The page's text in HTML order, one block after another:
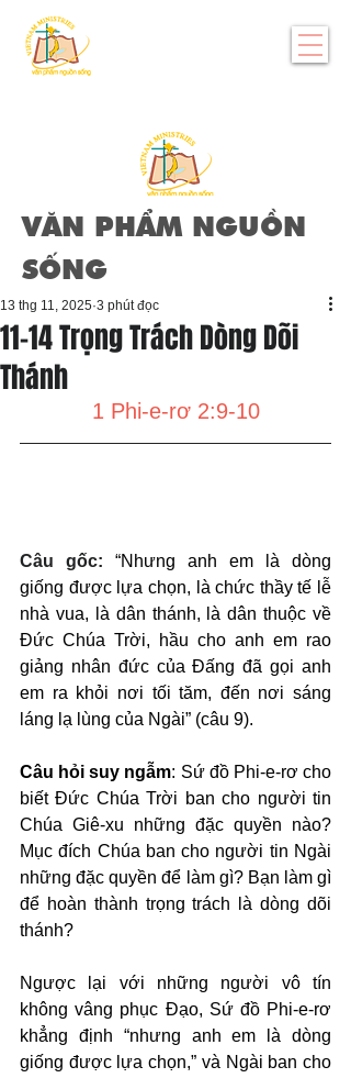
VĂN PHẨM NGUỒN
SỐNG
11-14 Trọng Trách Dòng Dõi
Thánh
13 thg 11, 2025 3 phút đọc
1 Phi-e-rơ 2:9-10
Câu gốc: “Nhưng anh em là dòng
giống được lựa chọn, là chức thầy tế lễ
nhà vua, là dân thánh, là dân thuộc về
Đức Chúa Trời, hầu cho anh em rao
giảng nhân đức của Đấng đã gọi anh
em ra khỏi nơi tối tăm, đến nơi sáng
láng lạ lùng của Ngài” (câu 9).
Câu hỏi suy ngẫm: Sứ đồ Phi-e-rơ cho
biết Đức Chúa Trời ban cho người tin
Chúa Giê-xu những đặc quyền nào?
Mục đích Chúa ban cho người tin Ngài
những đặc quyền để làm gì? Bạn làm gì
để hoàn thành trọng trách là dòng dõi
thánh?
Ngược lại với những người vô tín
không vâng phục Đạo, Sứ đồ Phi-e-rơ
khẳng định “nhưng anh em là dòng
giống được lựa chọn,” và Ngài ban cho